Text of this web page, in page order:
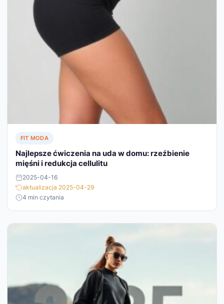
FIT MODA
Najlepsze ćwiczenia na uda w domu: rzeźbienie
mięśni i redukcja cellulitu
2025-04-16
aktualizacja 2025-04-29
4 min czytania